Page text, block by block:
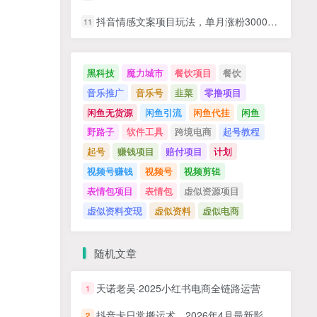
11 抖音情感文案项目玩法，单月涨粉3000+，新手小白也能做
黑科技 魔力城市 餐饮项目
餐饮
音乐推广
音乐号 韭菜
零撸项目
闲鱼无货源
闲鱼引流 闲鱼代挂
闲鱼
野路子
软件工具 跨境电商
起号教程
起号
赚钱项目 赔付项目
计划
视频号赚钱
视频号
视频剪辑
表情包项目
表情包
虚似资源项目
虚似资料变现
虚似资料 虚似电商
随机文章
1 天诺老吴·2025小红书电商全链路运营